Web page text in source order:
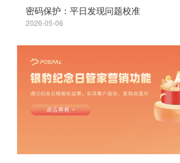
密码保护：平日发现问题校准
2026-05-06